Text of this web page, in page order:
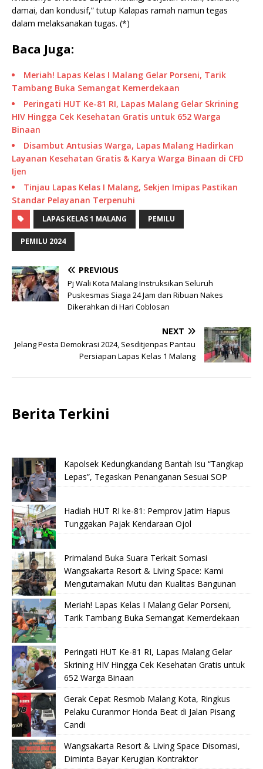
damai, dan kondusif,” tutup Kalapas ramah namun tegas
dalam melaksanakan tugas. (*)
Baca Juga:
Meriah! Lapas Kelas I Malang Gelar Porseni, Tarik
Tambang Buka Semangat Kemerdekaan
Peringati HUT Ke-81 RI, Lapas Malang Gelar Skrining
HIV Hingga Cek Kesehatan Gratis untuk 652 Warga
Binaan
Disambut Antusias Warga, Lapas Malang Hadirkan
Layanan Kesehatan Gratis & Karya Warga Binaan di CFD
Ijen
Tinjau Lapas Kelas I Malang, Sekjen Imipas Pastikan
Standar Pelayanan Terpenuhi
LAPAS KELAS 1 MALANG PEMILU
PEMILU 2024
PREVIOUS
Pj Wali Kota Malang Instruksikan Seluruh
Puskesmas Siaga 24 Jam dan Ribuan Nakes
Dikerahkan di Hari Coblosan
NEXT
Jelang Pesta Demokrasi 2024, Sesditjenpas Pantau
Persiapan Lapas Kelas 1 Malang
Berita Terkini
Kapolsek Kedungkandang Bantah Isu “Tangkap
Lepas”, Tegaskan Penanganan Sesuai SOP
Hadiah HUT RI ke-81: Pemprov Jatim Hapus
Tunggakan Pajak Kendaraan Ojol
Primaland Buka Suara Terkait Somasi
Wangsakarta Resort & Living Space: Kami
Mengutamakan Mutu dan Kualitas Bangunan
Meriah! Lapas Kelas I Malang Gelar Porseni,
Tarik Tambang Buka Semangat Kemerdekaan
Peringati HUT Ke-81 RI, Lapas Malang Gelar
Skrining HIV Hingga Cek Kesehatan Gratis untuk
652 Warga Binaan
Gerak Cepat Resmob Malang Kota, Ringkus
Pelaku Curanmor Honda Beat di Jalan Pisang
Candi
Wangsakarta Resort & Living Space Disomasi,
Diminta Bayar Kerugian Kontraktor